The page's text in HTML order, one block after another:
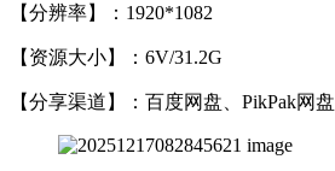
【分辨率】：1920*1082
【资源大小】：6V/31.2G
【分享渠道】：百度网盘、PikPak网盘